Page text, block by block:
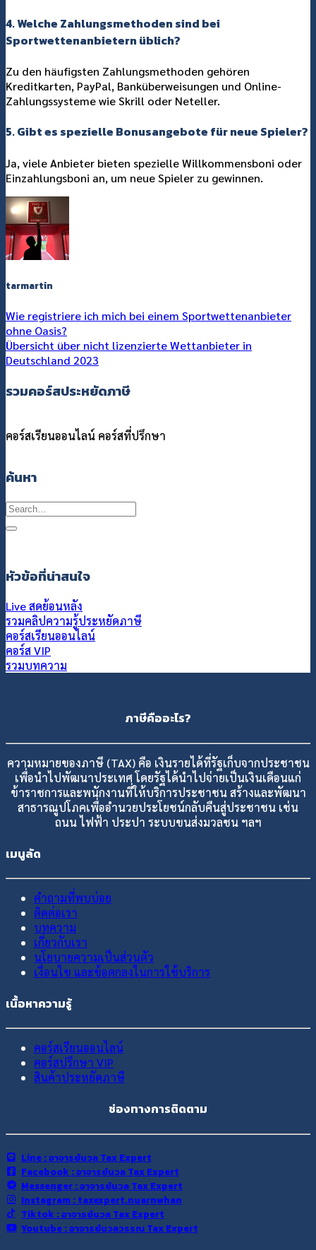
4. Welche Zahlungsmethoden sind bei
Sportwettenanbietern üblich?
Zu den häufigsten Zahlungsmethoden gehören
Kreditkarten, PayPal, Banküberweisungen und Online-
Zahlungssysteme wie Skrill oder Neteller.
5. Gibt es spezielle Bonusangebote für neue Spieler?
Ja, viele Anbieter bieten spezielle Willkommensboni oder
Einzahlungsboni an, um neue Spieler zu gewinnen.
tarmartin
Wie registriere ich mich bei einem Sportwettenanbieter
ohne Oasis?
Übersicht über nicht lizenzierte Wettanbieter in
Deutschland 2023
รวมคอร์สประหยัดภาษี
คอร์สเรียนออนไลน์ คอร์สที่ปรึกษา
ค้นหา
Search
for:
หัวข้อที่น่าสนใจ
Live สดย้อนหลัง
รวมคลิปความรู้ประหยัดภาษี
คอร์สเรียนออนไลน์
คอร์ส VIP
รวมบทความ
ภาษีคืออะไร?
ความหมายของภาษี (TAX) คือ เงินรายได้ที่รัฐเก็บจากประชาชน
เพื่อนำไปพัฒนาประเทศ โดยรัฐได้นำไปจ่ายเป็นเงินเดือนแก่
ข้าราชการและพนักงานที่ให้บริการประชาชน สร้างและพัฒนา
สาธารณูปโภคเพื่ออำนวยประโยชน์กลับคืนสู่ประชาชน เช่น
ถนน ไฟฟ้า ประปา ระบบขนส่งมวลชน ฯลฯ
เมนูลัด
คำถามที่พบบ่อย
ติดต่อเรา
บทความ
เกี่ยวกับเรา
นโยบายความเป็นส่วนตัว
เงื่อนไข และข้อตกลงในการใช้บริการ
เนื้อหาความรู้
คอร์สเรียนออนไลน์
คอร์สปรึกษา VIP
สินค้าประหยัดภาษี
ช่องทางการติดตาม
Line : อาจารย์นวล Tax Expert
Facebook : อาจารย์นวล Tax Expert
Messenger : อาจารย์นวล Tax Expert
Instagram : taxexpert.nuarnwhan
Tiktok : อาจารย์นวล Tax Expert
Youtube : อาจารย์นวลวรรณ Tax Expert